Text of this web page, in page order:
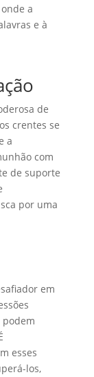
a
e à
de
crentes se
a
com
de suporte
por uma
em
podem
esses
los,